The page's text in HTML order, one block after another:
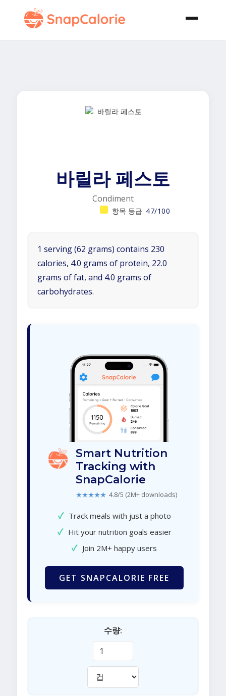
바릴라 페스토
Condiment
항목 등급: 47/100
1 serving (62 grams) contains 230
calories, 4.0 grams of protein, 22.0
grams of fat, and 4.0 grams of
carbohydrates.
Smart Nutrition
Tracking with
SnapCalorie
★★★★★ 4.8/5 (2M+ downloads)
✓ Track meals with just a photo
✓ Hit your nutrition goals easier
✓ Join 2M+ happy users
GET SNAPCALORIE FREE
수량: